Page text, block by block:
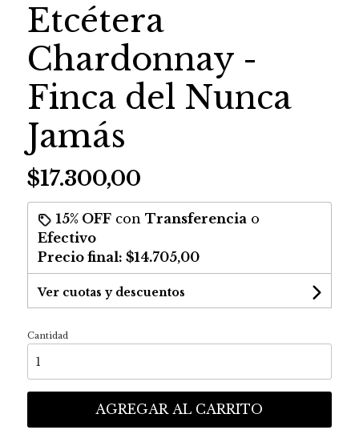
Etcétera
Chardonnay -
Finca del Nunca
Jamás
$17.300,00
15% OFFcon Transferenciao
Efectivo
Precio final: $14.705,00
Ver cuotas y descuentos
Cantidad
AGREGAR AL CARRITO